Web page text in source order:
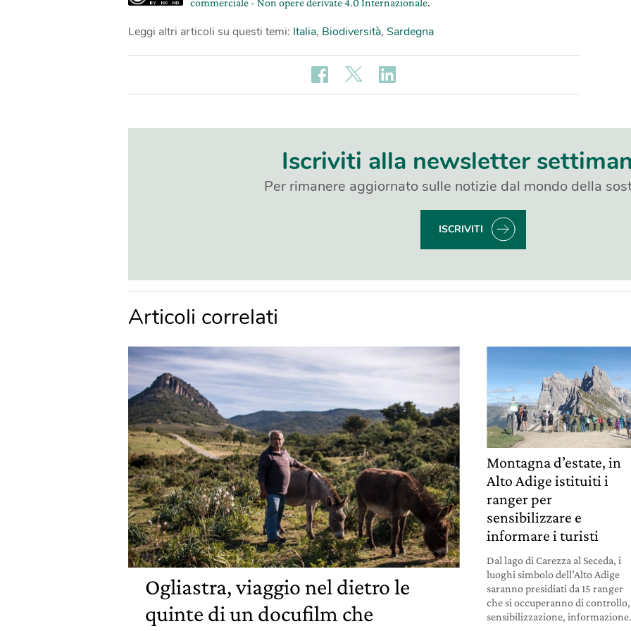
commerciale - Non opere derivate 4.0 Internazionale.
Leggi altri articoli su questi temi: Italia, Biodiversità, Sardegna
Iscriviti alla newsletter
Per rimanere aggiornato sulle notizie dal mondo della
ISCRIVITI
Articoli correlati
Ogliastra, viaggio nel dietro le
quinte di un docufilm che
Montagna d’estate, in
Alto Adige istituiti i
ranger per
sensibilizzare e
informare i turisti
Dal lago di Carezza al Seceda, i
luoghi simbolo dell’Alto Adige
saranno presidiati da 15 ranger
che si occuperanno di controllo,
sensibilizzazione, informazione.